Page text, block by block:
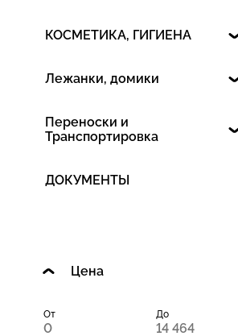
КОСМЕТИКА, ГИГИЕНА
Лежанки, домики
Переноски и
Транспортировка
ДОКУМЕНТЫ
Цена
От До